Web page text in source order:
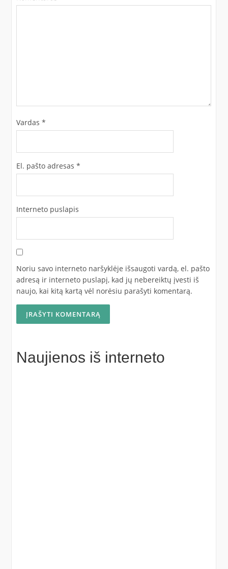
Vardas *
El. pašto adresas *
Interneto puslapis
Noriu savo interneto naršyklėje išsaugoti vardą, el. pašto
adresą ir interneto puslapį, kad jų nebereiktų įvesti iš
naujo, kai kitą kartą vėl norėsiu parašyti komentarą.
Naujienos iš interneto